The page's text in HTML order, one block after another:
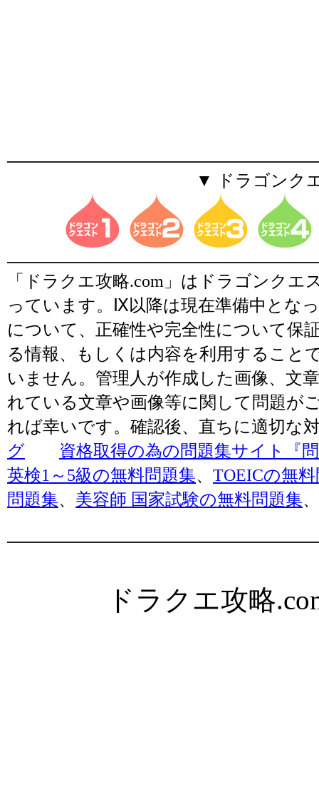
▼ ドラゴンク
「ドラクエ攻略.com」はドラゴンク
っています。Ⅸ以降は現在準備中とな
について、正確性や完全性について保
る情報、もしくは内容を利用すること
いません。管理人が作成した画像、文
れている文章や画像等に関して問題が
れば幸いです。確認後、直ちに適切な
グ
資格取得の為の問題集サイト『
英検1～5級の無料問題集、 TOEICの無
問題集、 美容師 国家試験の無料問題集、
ドラクエ攻略